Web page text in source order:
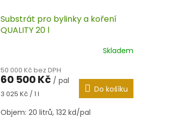
Substrát pro bylinky a koření
QUALITY 20 l
Skladem
50 000 Kč bez DPH
60 500 Kč / pal
Měrná
3 025 Kč / 1 l Do košíku
Objem: 20 litrů, 132 kd/pal